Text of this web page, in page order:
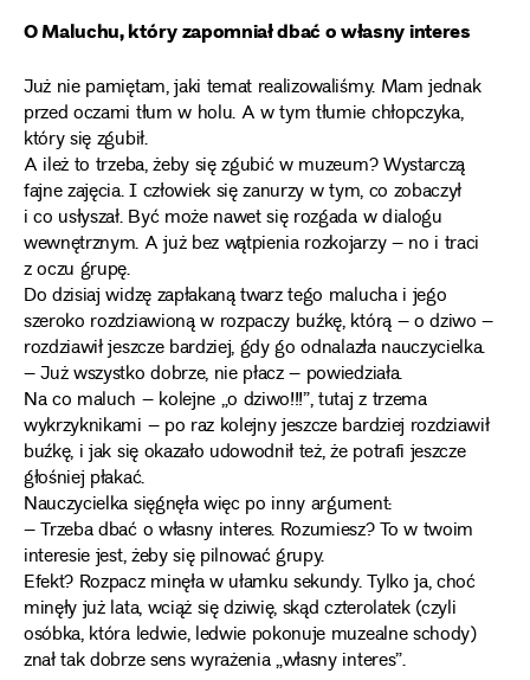
O Maluchu, który zapomniał dbać o własny interes
Już nie pamiętam, jaki temat realizowaliśmy. Mam jednak
przed oczami tłum w holu. A w tym tłumie chłopczyka,
który się zgubił.
A ileż to trzeba, żeby się zgubić w muzeum? Wystarczą
fajne zajęcia. I człowiek się zanurzy w tym, co zobaczył
i co usłyszał. Być może nawet się rozgada w dialogu
wewnętrznym. A już bez wątpienia rozkojarzy – no i traci
z oczu grupę.
Do dzisiaj widzę zapłakaną twarz tego malucha i jego
szeroko rozdziawioną w rozpaczy buźkę, którą – o dziwo –
rozdziawił jeszcze bardziej, gdy go odnalazła nauczycielka.
– Już wszystko dobrze, nie płacz – powiedziała.
Na co maluch – kolejne „o dziwo!!!”, tutaj z trzema
wykrzyknikami – po raz kolejny jeszcze bardziej rozdziawił
buźkę, i jak się okazało udowodnił też, że potrafi jeszcze
głośniej płakać.
Nauczycielka sięgnęła więc po inny argument:
– Trzeba dbać o własny interes. Rozumiesz? To w twoim
interesie jest, żeby się pilnować grupy.
Efekt? Rozpacz minęła w ułamku sekundy. Tylko ja, choć
minęły już lata, wciąż się dziwię, skąd czterolatek (czyli
osóbka, która ledwie, ledwie pokonuje muzealne schody)
znał tak dobrze sens wyrażenia „własny interes”.